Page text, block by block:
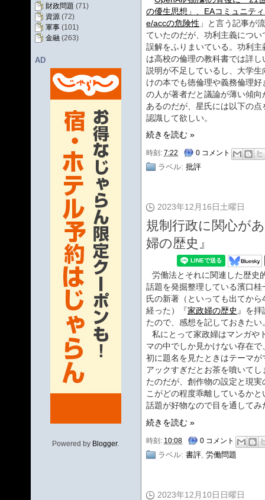
財政問題 (71)
資源 (72)
軍事 (101)
金融 (263)
AD
Powered by Blogger.
の優生思想」、EAコミュニテ
e/accの危険性 」と言う記事が
ていたのだが、功利主義につい
誤解をふりまいている。功利主
は高校の倫理の教科書では詳し
説明が不足しているし、大学生
けの本でも徳倫理や義務倫理好
の人が著者だと議論が薄い傾向
あるのだが、星氏には以下の点
認識して欲しい。
続きを読む »
時刻: 7:22 0 コメント
ラベル: 批評
2023年12月16日土曜日
規制行政に関心が
婦の歴史』
労働法とそれに関連した歴史
話題を発掘整理している濱口桂
氏の新著（といっても出てから
経った）『家政婦の歴史 』を拝
たので、感想を記しておきたい
私にとって家政婦はマンガや
マの中でしか見かけない存在で
初に題名を見たときはテーマが
アックすぎだとお茶を噴いてし
たのだが、創作物の設定と現実
こがどの程度乖離しているかと
話題が好物なので目を通してみ
続きを読む »
時刻: 10:08 0 コメント
ラベル: 書評 労働問題
2023年12月10日日曜日